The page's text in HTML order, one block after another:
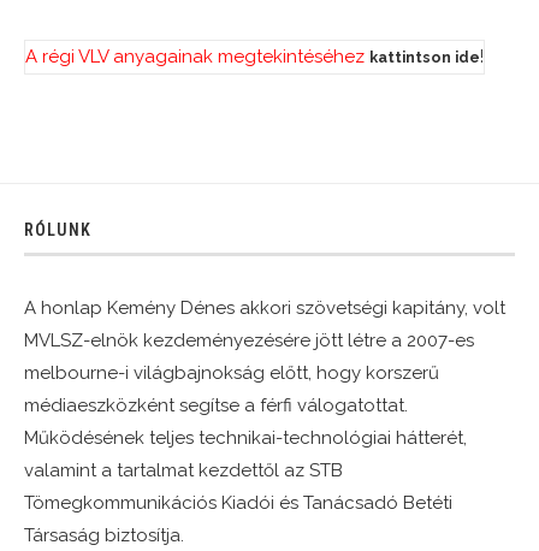
A régi VLV anyagainak megtekintéséhez kattintson ide!
RÓLUNK
A honlap Kemény Dénes akkori szövetségi kapitány, volt
MVLSZ-elnök kezdeményezésére jött létre a 2007-es
melbourne-i világbajnokság előtt, hogy korszerű
médiaeszközként segítse a férfi válogatottat.
Működésének teljes technikai-technológiai hátterét,
valamint a tartalmat kezdettől az STB
Tömegkommunikációs Kiadói és Tanácsadó Betéti
Társaság biztosítja.